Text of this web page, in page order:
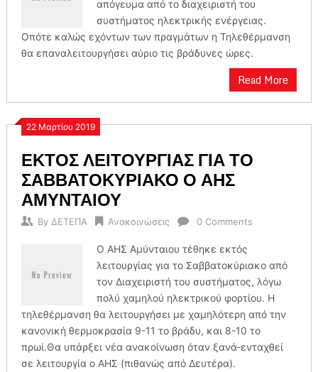
απόγευμα από το διαχειριστή του
συστήματος ηλεκτρικής ενέργειας.
Οπότε καλώς εχόντων των πραγμάτων η Τηλεθέρμανση
θα επαναλειτουργήσει αύριο τις βράδυνες ώρες.
Read More
22 Μαρτίου 2019
ΕΚΤΟΣ ΛΕΙΤΟΥΡΓΙΑΣ ΓΙΑ ΤΟ
ΣΑΒΒΑΤΟΚΥΡΙΑΚΟ Ο ΑΗΣ
ΑΜΥΝΤΑΙΟΥ
By ΔΕΤΕΠΑ Ανακοινώσεις 0 Comments
Ο ΑΗΣ Αμύνταιου τέθηκε εκτός
λειτουργίας για το Σαββατοκύριακο από
τον Διαχειριστή του συστήματος, λόγω
πολύ χαμηλού ηλεκτρικού φορτίου. H
τηλεθέρμανση θα λειτουργήσει με χαμηλότερη από την
κανονική θερμοκρασία 9-11 το βράδυ, και 8-10 το
πρωί.Θα υπάρξει νέα ανακοίνωση όταν ξανά-ενταχθεί
σε λειτουργία ο ΑΗΣ (πιθανώς από Δευτέρα).